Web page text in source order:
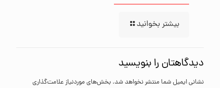
بیشتر بخوانید
دیدگاهتان را بنویسید
نشانی ایمیل شما منتشر نخواهد شد. بخش‌های موردنیاز علامت‌گذاری